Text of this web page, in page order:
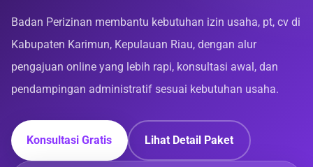
Badan Perizinan membantu kebutuhan izin usaha, pt, cv di
Kabupaten Karimun, Kepulauan Riau, dengan alur
pengajuan online yang lebih rapi, konsultasi awal, dan
pendampingan administratif sesuai kebutuhan usaha.
Konsultasi Gratis Lihat Detail Paket